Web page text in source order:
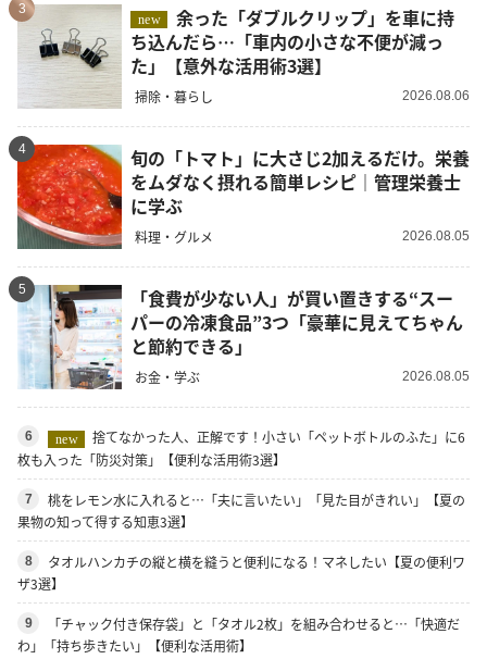
3
new
余った「ダブルクリップ」を車に持
ち込んだら…「車内の小さな不便が減っ
た」【意外な活用術3選】
掃除・暮らし 2026.08.06
4
旬の「トマト」に大さじ2加えるだけ。栄養
をムダなく摂れる簡単レシピ｜管理栄養士
に学ぶ
料理・グルメ 2026.08.05
5
「食費が少ない人」が買い置きする“スー
パーの冷凍食品”3つ「豪華に見えてちゃん
と節約できる」
お金・学ぶ 2026.08.05
6 new
捨てなかった人、正解です！小さい「ペットボトルのふた」に6
枚も入った「防災対策」【便利な活用術3選】
7
桃をレモン水に入れると…「夫に言いたい」「見た目がきれい」【夏の
果物の知って得する知恵3選】
8
タオルハンカチの縦と横を縫うと便利になる！マネしたい【夏の便利ワ
ザ3選】
9
「チャック付き保存袋」と「タオル2枚」を組み合わせると…「快適だ
わ」「持ち歩きたい」【便利な活用術】